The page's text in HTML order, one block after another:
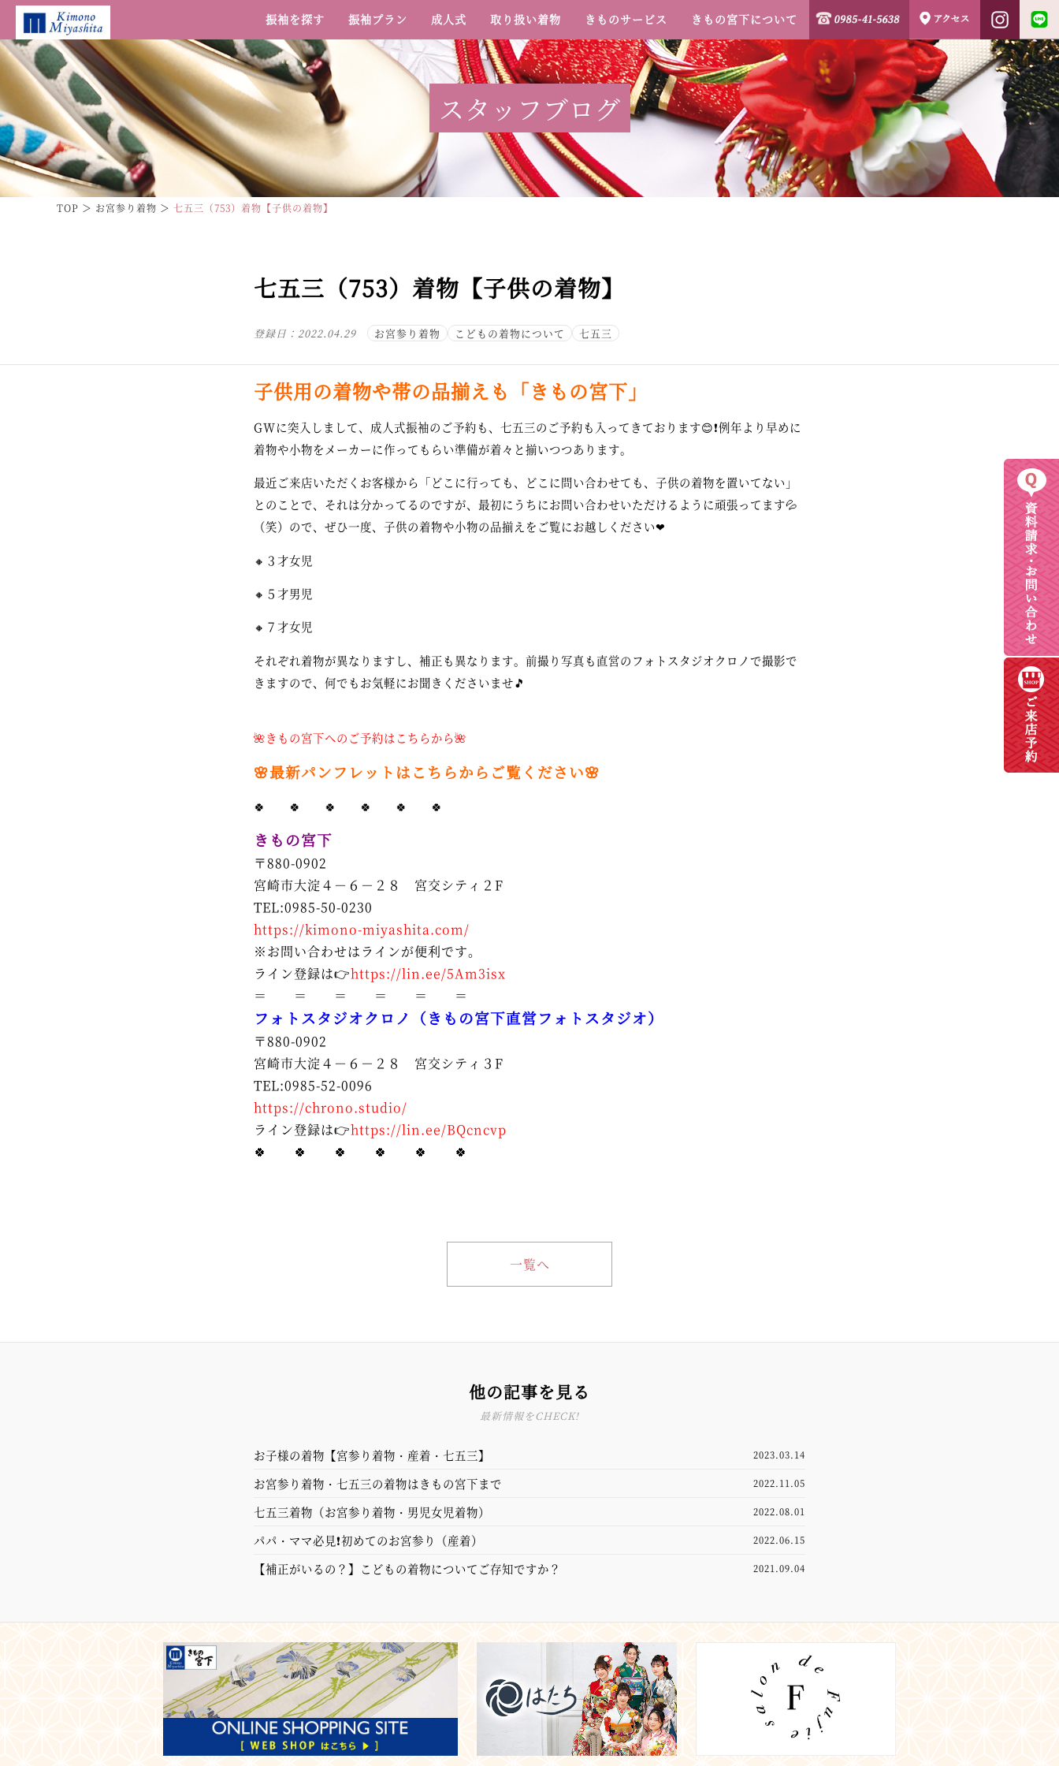
振袖を探す 振袖プラン 成人式 取り扱い着物 きものサービス きもの宮下について
スタッフブログ
TOP お宮参り着物 七五三（753）着物【子供の着物】
七五三（753）着物【子供の着物】
登録日： 2022.04.29 お宮参り着物 こどもの着物について 七五三
子供用の着物や帯の品揃えも「きもの宮下」
GWに突入しまして、成人式振袖のご予約も、七五三のご予約も入ってきております😊❗例年より早めに
着物や小物をメーカーに作ってもらい準備が着々と揃いつつあります。
最近ご来店いただくお客様から「どこに行っても、どこに問い合わせても、子供の着物を置いてない」
とのことで、それは分かってるのですが、最初にうちにお問い合わせいただけるように頑張ってます💦
（笑）ので、ぜひ一度、子供の着物や小物の品揃えをご覧にお越しください❤
🔸３才女児
🔸５才男児
🔸７才女児
それぞれ着物が異なりますし、補正も異なります。前撮り写真も直営のフォトスタジオクロノで撮影で
きますので、何でもお気軽にお聞きくださいませ🎵
🌺きもの宮下へのご予約はこちらから🌺
🌸最新パンフレットはこちらからご覧ください🌸
🍀 🍀 🍀 🍀 🍀 🍀
きもの宮下
〒880-0902
宮崎市大淀４－６－２８ 宮交シティ２F
TEL:0985-50-0230
https://kimono-miyashita.com/
※お問い合わせはラインが便利です。
ライン登録は👉https://lin.ee/5Am3isx
＝ ＝ ＝ ＝ ＝ ＝
フォトスタジオクロノ（きもの宮下直営フォトスタジオ）
〒880-0902
宮崎市大淀４－６－２８ 宮交シティ３F
TEL:0985-52-0096
https://chrono.studio/
ライン登録は👉https://lin.ee/BQcncvp
🍀 🍀 🍀 🍀 🍀 🍀
一覧へ
他の記事を見る
最新情報をCHECK!
お子様の着物【宮参り着物・産着・七五三】 2023.03.14
お宮参り着物・七五三の着物はきもの宮下まで 2022.11.05
七五三着物（お宮参り着物・男児女児着物） 2022.08.01
パパ・ママ必見❗初めてのお宮参り（産着） 2022.06.15
【補正がいるの？】こどもの着物についてご存知ですか？ 2021.09.04